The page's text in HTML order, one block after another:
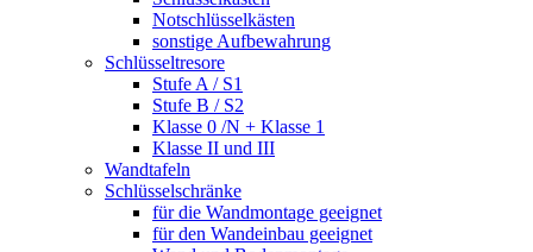
Notschlüsselkästen
sonstige Aufbewahrung
Schlüsseltresore
Stufe A / S1
Stufe B / S2
Klasse 0 /N + Klasse 1
Klasse II und III
Wandtafeln
Schlüsselschränke
für die Wandmontage geeignet
für den Wandeinbau geeignet